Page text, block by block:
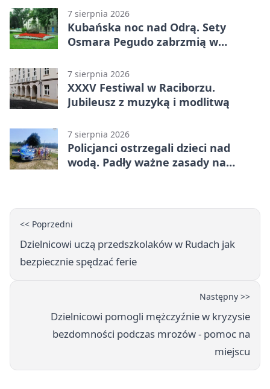
7 sierpnia 2026
Kubańska noc nad Odrą. Sety
Osmara Pegudo zabrzmią w
7 sierpnia 2026
XXXV Festiwal w Raciborzu.
Jubileusz z muzyką i modlitwą
7 sierpnia 2026
Policjanci ostrzegali dzieci nad
wodą. Padły ważne zasady na
<< Poprzedni
Dzielnicowi uczą przedszkolaków w Rudach jak
bezpiecznie spędzać ferie
Następny >>
Dzielnicowi pomogli mężczyźnie w kryzysie
bezdomności podczas mrozów - pomoc na
miejscu